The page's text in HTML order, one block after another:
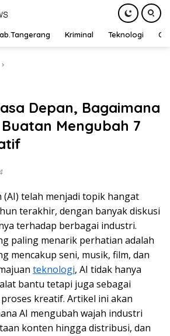
Kriminal Teknologi
Depan, Bagaimana
Mengubah 7
(AI) telah menjadi topik hangat
terakhir, dengan banyak diskusi
terhadap berbagai industri.
paling menarik perhatian adalah
mencakup seni, musik, film, dan
teknologi, AI tidak hanya
bantu tetapi juga sebagai
kreatif. Artikel ini akan
AI mengubah wajah industri
konten hingga distribusi, dan